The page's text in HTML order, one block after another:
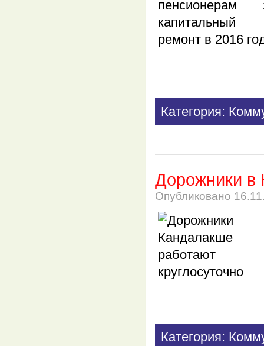
Категория:
Дорожники в
Опубликовано
Категория: